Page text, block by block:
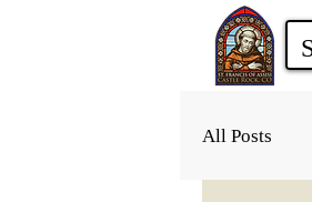
All Posts